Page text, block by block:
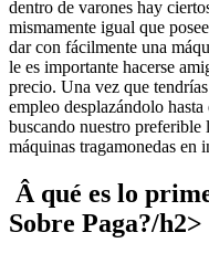
dentro de varones hay
mismamente­ igual que
dar con fácilmente una
le es importante hacerse
precio. Una vez que
empleo desplazándolo
buscando nuestro preferible
máquinas tragamonedas en
Â qué es lo
Sobre Paga?/h2>